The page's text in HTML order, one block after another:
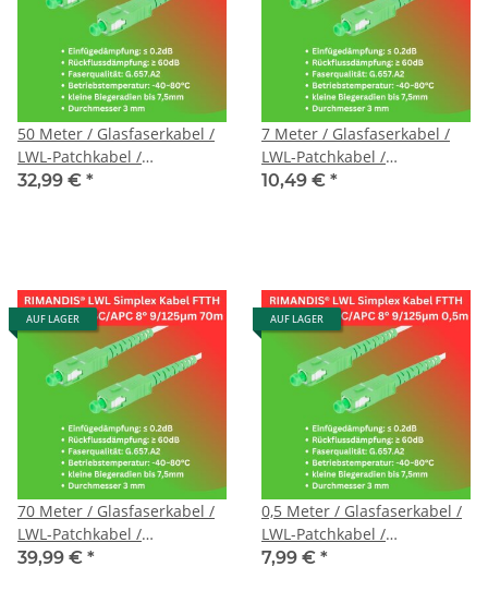
50 Meter / Glasfaserkabel /
LWL-Patchkabel /
Singlemode / G657.A2
32,99 € *
7 Meter / Glasfaserkabel /
LWL-Patchkabel /
Singlemode / G657.A2
10,49 € *
AUF LAGER
70 Meter / Glasfaserkabel /
LWL-Patchkabel /
Singlemode / G657.A2
39,99 € *
AUF LAGER
0,5 Meter / Glasfaserkabel /
LWL-Patchkabel /
Singlemode / G657.A2
7,99 € *